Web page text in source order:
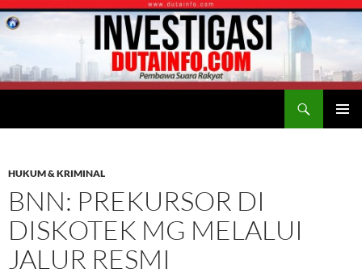
HUKUM & KRIMINAL
BNN: PREKURSOR DI
DISKOTEK MG MELALUI
JALUR RESMI